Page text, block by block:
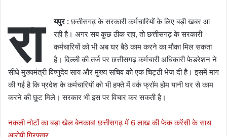
रा यपुर :छत्तीसगढ़ के सरकारी कर्मचारियों के लिए बड़ी खबर आ
रही है। अगर सब कुछ ठीक रहा, तो छत्तीसगढ़ के सरकारी
कर्मचारियों को भी अब घर बैठे काम करने का मौका मिल सकता
है। दिल्ली की तर्ज पर छत्तीसगढ़ कर्मचारी अधिकारी फेडरेशन ने
सीधे मुख्यमंत्री विष्णुदेव साय और मुख्य सचिव को एक चिट्ठी भेज दी है। इसमें मांग
की गई है कि प्रदेश के कर्मचारियों को भी हफ्ते में वर्क फ्रॉम होम यानी घर से काम
करने की छूट मिले। सरकार भी इस पर विचार कर सकती है।
नकली नोटों का बड़ा खेल बेनकाब! छत्तीसगढ़ में 6 लाख की फेक करेंसी के साथ
आरोपी गिरफ्तार